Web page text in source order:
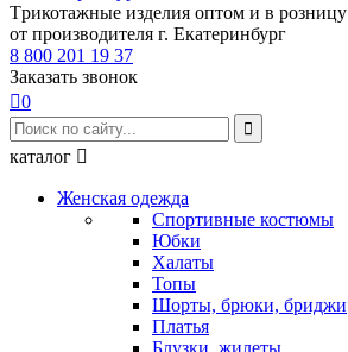
Tрикотажные изделия оптом и в розницу
от производителя г. Екатеринбург
8 800 201 19 37
Заказать звонок
0

каталог 
Женская одежда
Спортивные костюмы
Юбки
Халаты
Топы
Шорты, брюки, бриджи
Платья
Блузки, жилеты